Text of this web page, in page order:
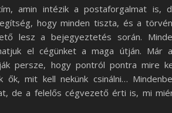
amin intézik a postaforgalmat is,
hogy minden tiszta, és a
lesz a bejegyeztetés során.
el cégünket a maga útján. Már
persze, hogy pontról pontra mire
ők, mit kell nekünk csinálni…
de a felelős cégvezető érti is, mi